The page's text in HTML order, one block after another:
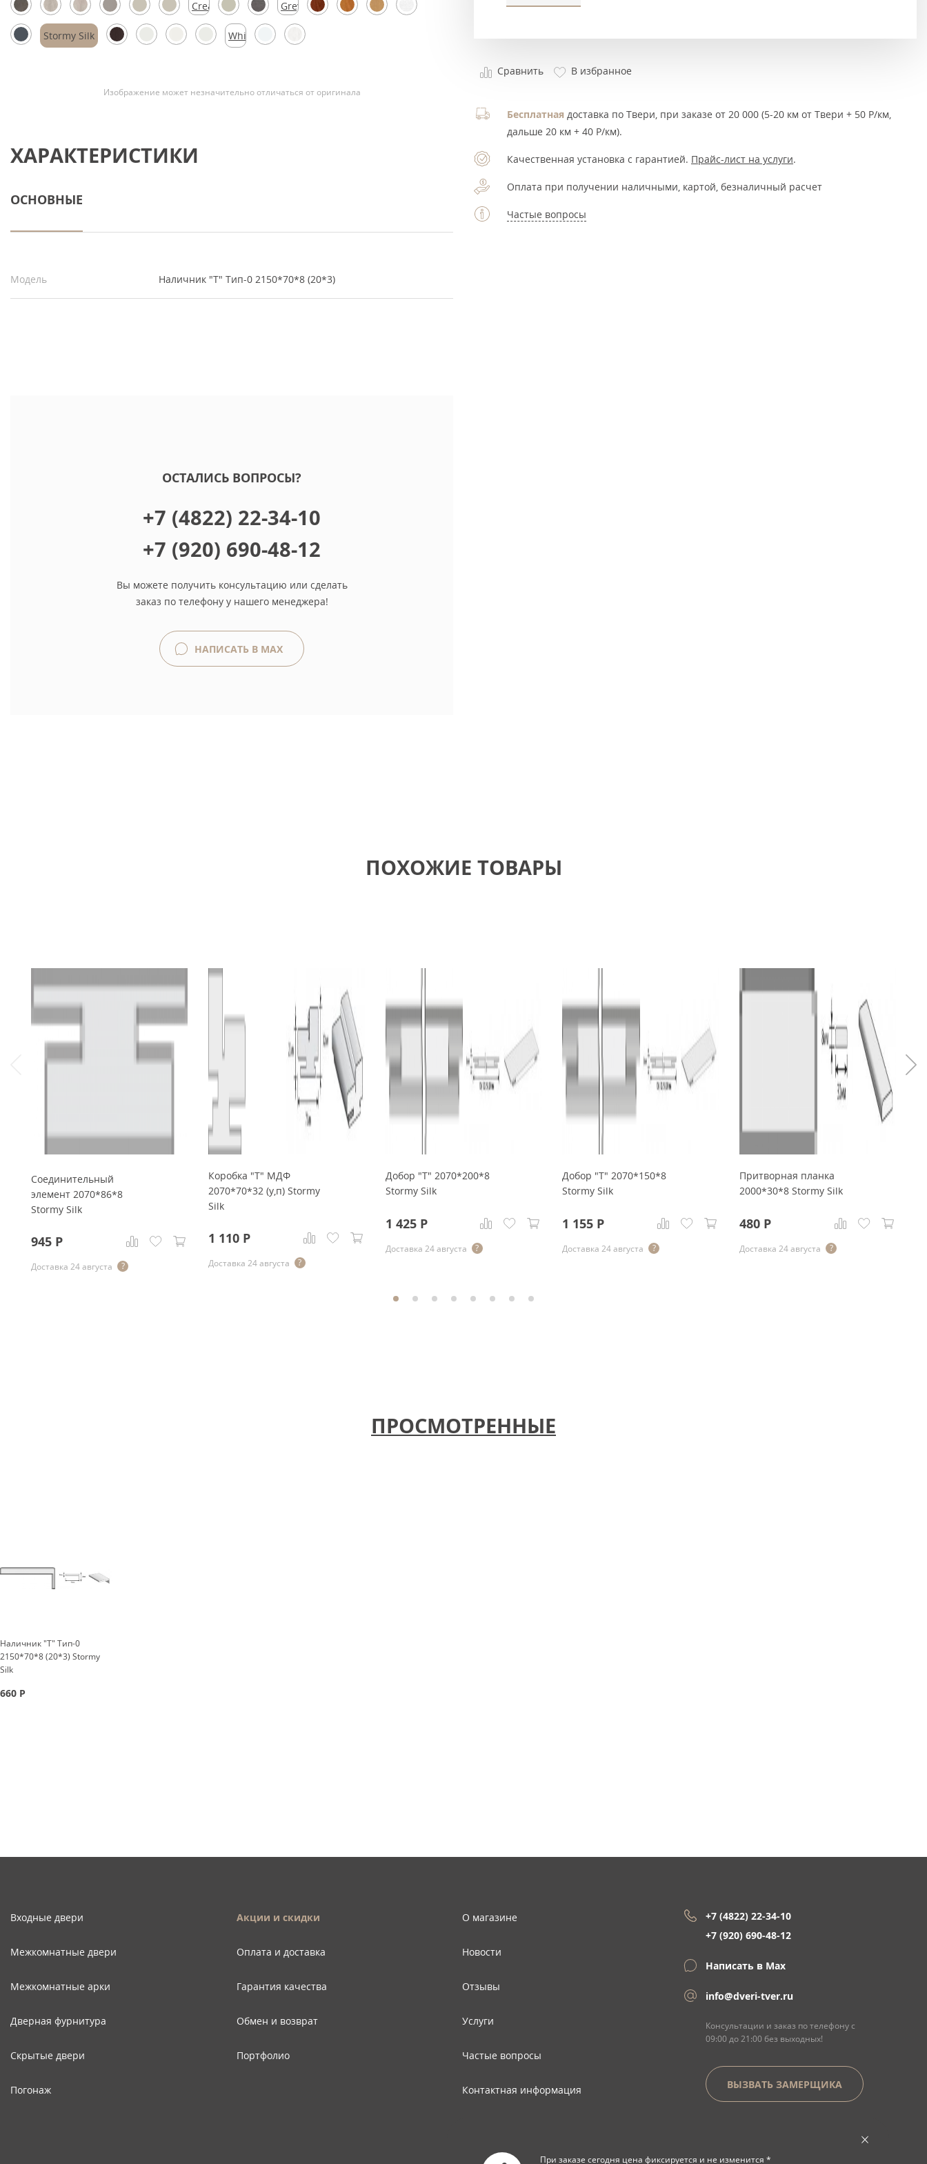
Скрытые
Cream
Silk
Grey
Silk
Stormy Silk
White
Изображение может незначительно отличаться от оригинала
ХАРАКТЕРИСТИКИ
ОСНОВНЫЕ
Модель Наличник "Т" Тип-0 2150*70*8 (20*3)
ОСТАЛИСЬ ВОПРОСЫ?
+7 (4822) 22-34-10
+7 (920) 690-48-12
Вы можете получить консультацию или сделать
заказ по телефону у нашего менеджера!
НАПИСАТЬ В MAX
Сравнить В избранное
Бесплатная доставка по Твери, при заказе от 20 000 (5-20 км от Твери + 50 Р/км,
дальше 20 км + 40 Р/км).
Качественная установка с гарантией. Прайс-лист на услуги.
Оплата при получении наличными, картой, безналичный расчет
Частые вопросы
При заказе сегодня цена фиксируется и не изменится *
ПОХОЖИЕ ТОВАРЫ
Соединительный
элемент 2070*86*8
Stormy Silk
945 Р
Доставка 24 августа
Коробка "Т" МДФ
2070*70*32 (у,п) Stormy
Silk
1 110Р
Доставка 24 августа
Добор "Т" 2070*200*8
Stormy Silk
1 425Р
Доставка 24 августа
Добор "Т" 2070*150*8
Stormy Silk
1 155 Р
Доставка 24 августа
Притворная планка
2000*30*8 Stormy Silk
480 Р
Доставка 24 августа
ПРОСМОТРЕННЫЕ
Наличник "Т" Тип-0
2150*70*8 (20*3) Stormy
Silk
660 Р
Входные двери
Межкомнатные двери
Межкомнатные арки
Дверная фурнитура
Скрытые двери
Погонаж
Акции и скидки
Оплата и доставка
Гарантия качества
Обмен и возврат
Портфолио
О магазине
Новости
Отзывы
Услуги
Частые вопросы
Контактная информация
+7 (4822) 22-34-10
+7 (920) 690-48-12
Написать в Max
info@dveri-tver.ru
Консультации и заказ по телефону с
09:00 до 21:00 без выходных!
ВЫЗВАТЬ ЗАМЕРЩИКА